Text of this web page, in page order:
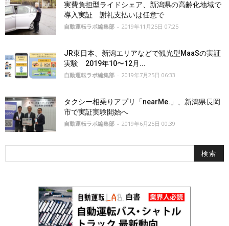
実費負担型ライドシェア、新潟県の高齢化地域で
導入実証 謝礼支払いは任意で
自動運転ラボ編集部 - 2019年11月25日 07:25
JR東日本、新潟エリアなどで観光型MaaSの実証
実験 2019年10〜12月...
自動運転ラボ編集部 - 2019年7月25日 06:33
タクシー相乗りアプリ「nearMe.」、新潟県長岡
市で実証実験開始へ
自動運転ラボ編集部 - 2019年6月25日 00:39